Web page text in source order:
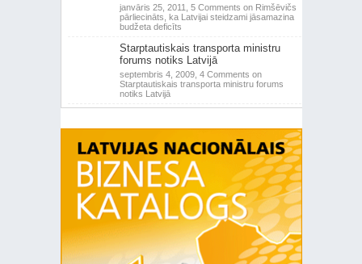
janvāris 25, 2011, 5 Comments on Rimšēvičs
pārliecināts, ka Latvijai steidzami jāsamazina
budžeta deficīts
Starptautiskais transporta ministru
forums notiks Latvijā
septembris 4, 2009, 4 Comments on
Starptautiskais transporta ministru forums
notiks Latvijā